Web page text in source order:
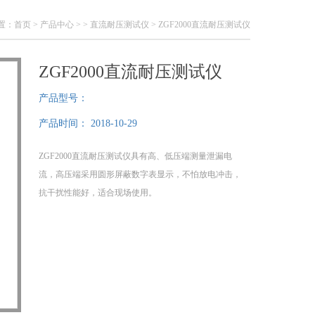
： 首页 > 产品中心 > > 直流耐压测试仪 > ZGF2000直流耐压测试仪
ZGF2000直流耐压测试仪
产品型号：
产品时间： 2018-10-29
ZGF2000直流耐压测试仪具有高、低压端测量泄漏电
流，高压端采用圆形屏蔽数字表显示，不怕放电冲击，
抗干扰性能好，适合现场使用。